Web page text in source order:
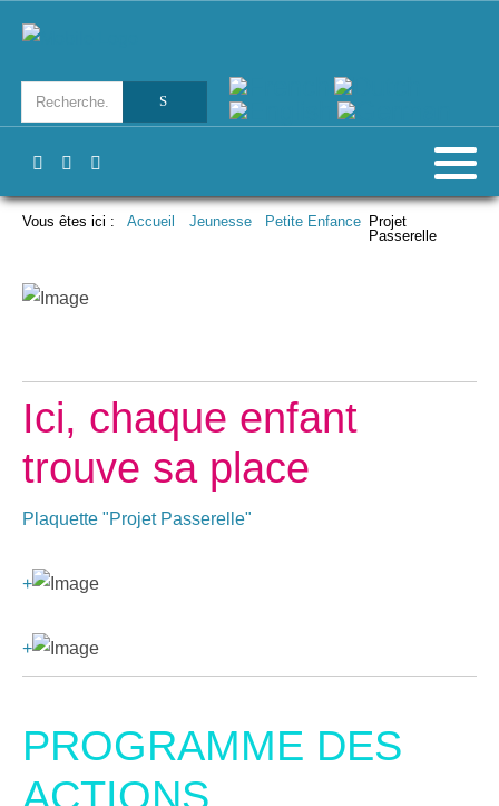
Vous êtes ici : Accueil Jeunesse Petite Enfance Projet
Passerelle
Ici, chaque enfant
trouve sa place
Plaquette "Projet Passerelle"
+
+
PROGRAMME DES
ACTIONS